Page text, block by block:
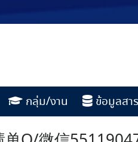
กลุ่ม/งาน ข้อมูลสา